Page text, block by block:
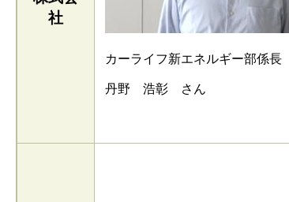
社
カーライフ新エネルギー部係長
丹野 浩彰 さん